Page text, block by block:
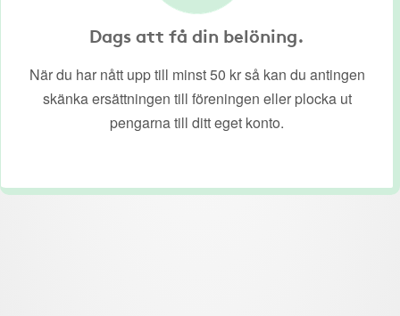
Dags att få din belöning.
När du har nått upp till minst 50 kr så kan du antingen
skänka ersättningen till föreningen eller plocka ut
pengarna till ditt eget konto.